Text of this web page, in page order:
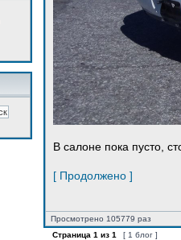
В салоне пока пусто,
[ Продолжено ]
Просмотрено 105779 раз
Страница 1 из 1 [ 1 блог ]